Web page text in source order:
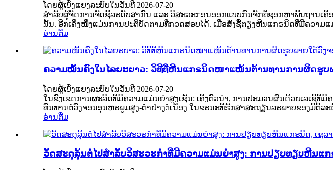
ໂດຍຜູ້ເບິ່ງແຍງລະບົບໃນວັນທີ 2026-07-20
ສຳລັບຜູ້ຈັດການຈັດຊື້ລະດັບສາກົນ ແລະ ວິສະວະກອນອອກແບບກົນຈັກທີ່ຊອກຫາພື້ນຖານເຄື່
ນັ້ນ. ອີກເຄິ່ງໜຶ່ງແມ່ນການປະຕິບັດຕາມທີ່ກວດສອບໄດ້. ເມື່ອສັ່ງຊື້ຕຽງຫີນແກຣນິດທີ່ມີຄວາມແ
ອ່ານຕື່ມ
ຄວາມໝັ້ນຄົງໃນໄລຍະຍາວ: ວິທີທີ່ຫີນແກຣນິດໜາແໜ້ນຕ້ານທານການຜິດຮູບພ
ໂດຍຜູ້ເບິ່ງແຍງລະບົບໃນວັນທີ 2026-07-20
ໃນຂົງເຂດການຜະລິດທີ່ມີຄວາມແມ່ນຍໍາສູງເຊັ່ນ: ເຄິ່ງຕົວນໍາ, ການປະມວນຜົນດ້ວຍເລເຊີທີ່
ທົນທານຕໍ່ວົງຈອນອຸນຫະພູມສູງ-ຕໍ່າຢ່າງຕໍ່ເນື່ອງ ໃນຂະນະທີ່ຮັກສາສະຖຽນລະພາບຂອງມິຕິລ
ອ່ານຕື່ມ
ວັດສະດຸລຸ້ນຕໍ່ໄປສຳລັບວິສະວະກຳທີ່ມີຄວາມແມ່ນຍຳສູງ: ການປຽບທຽບຫີນແ